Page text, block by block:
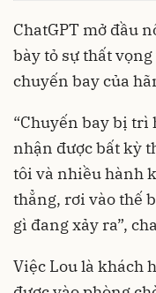
ChatGPT mở đầu
bày tỏ sự thất
chuyến bay của
“Chuyến bay bị
nhận được bất kỳ
tôi và nhiều hành
thẳng, rơi vào thế
gì đang xảy ra”,
Việc Lou là khách